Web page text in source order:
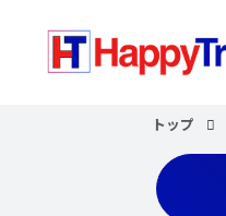
トップ